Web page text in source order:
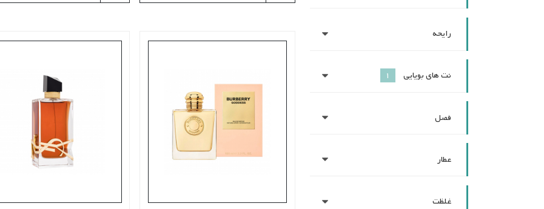
رایحه
نت های بویایی 1
فصل
عطار
غلظت